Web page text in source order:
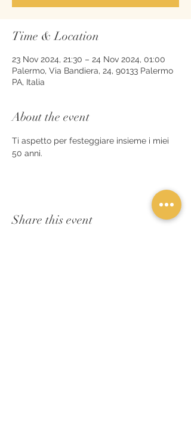
Time & Location
23 Nov 2024, 21:30 – 24 Nov 2024, 01:00
Palermo, Via Bandiera, 24, 90133 Palermo
PA, Italia
About the event
Ti aspetto per festeggiare insieme i miei
50 anni.
Share this event